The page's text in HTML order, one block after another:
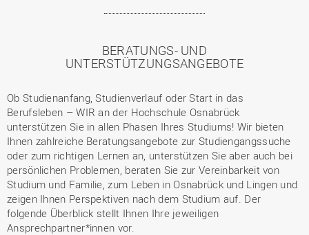
BERATUNGS- UND
UNTERSTÜTZUNGSANGEBOTE
Ob Studienanfang, Studienverlauf oder Start in das
Berufsleben – WIR an der Hochschule Osnabrück
unterstützen Sie in allen Phasen Ihres Studiums! Wir bieten
Ihnen zahlreiche Beratungsangebote zur Studiengangssuche
oder zum richtigen Lernen an, unterstützen Sie aber auch bei
persönlichen Problemen, beraten Sie zur Vereinbarkeit von
Studium und Familie, zum Leben in Osnabrück und Lingen und
zeigen Ihnen Perspektiven nach dem Studium auf. Der
folgende Überblick stellt Ihnen Ihre jeweiligen
Ansprechpartner*innen vor.